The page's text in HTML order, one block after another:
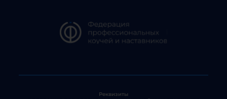
Реквизиты